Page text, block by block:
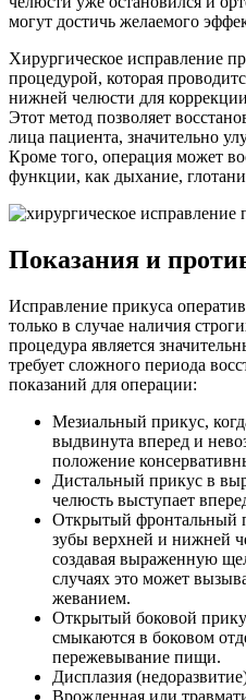
могут достичь желаемого
Хирургическое исправление
процедурой, которая
нижней челюсти для
Этот метод позволяет
лица пациента, значительно
Кроме того, операция может
функции, как дыхание,
Показания и
Исправление прикуса
только в случае наличия
процедура является
требует сложного периода
показаний для операции:
Мезиальный прикус,
выдвинута вперед и
положение
Дистальный прикус в
челюсть выступает
Открытый фронтальный
зубы верхней и нижней
создавая выраженную
случаях это может
жеванием.
Открытый боковой
смыкаются в боковом
пережевывание пищи.
Дисплазия
Врожденная или